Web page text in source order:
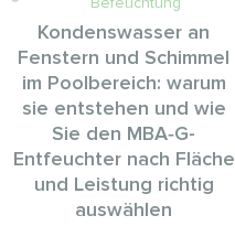
Kondenswasser an
Fenstern und Schimmel
im Poolbereich: warum
sie entstehen und wie
Sie den MBA‑G-
Entfeuchter nach Fläche
und Leistung richtig
auswählen